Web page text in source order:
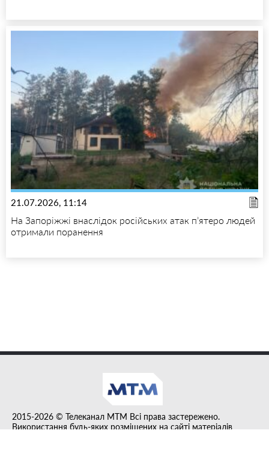
21.07.2026, 11:14
На Запоріжжі внаслідок російських атак п’ятеро людей
отримали поранення
2015-2026 © Телеканал MTM Всі права застережено.
Використання будь-яких розміщених на сайті матеріалів